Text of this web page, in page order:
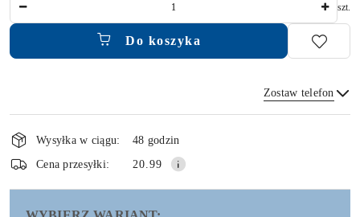
szt.
Do koszyka
Zostaw telefon
Wyślij
Dostępność
i
dostawa
Wysyłka w ciągu:
48 godzin
Cena przesyłki:
20.99